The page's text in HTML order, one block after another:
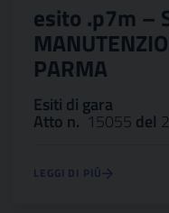
esito .p7m –
PARMA
Esiti di gara
Atto n. 15055 del
LEGGI DI PIÙ